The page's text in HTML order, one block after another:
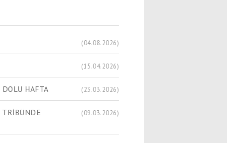
(04.08.2026)
(15.04.2026)
HAFTA (23.03.2026)
TRİBÜNDE
(09.03.2026)